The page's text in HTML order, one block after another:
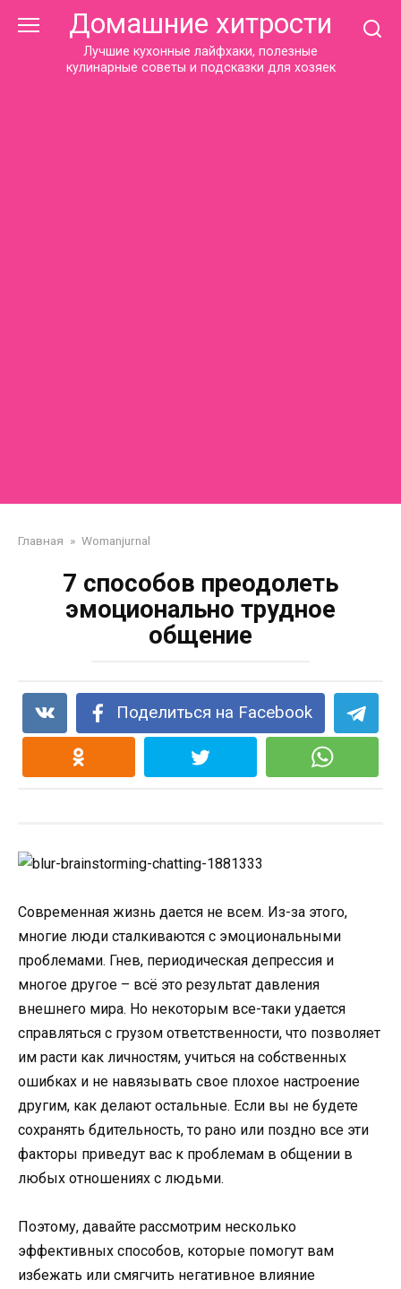
Домашние хитрости
Лучшие кухонные лайфхаки, полезные
кулинарные советы и подсказки для хозяек
Главная » Womanjurnal
7 способов преодолеть
эмоционально трудное
общение
Поделиться на Facebook
Современная жизнь дается не всем. Из-за этого,
многие люди сталкиваются с эмоциональными
проблемами. Гнев, периодическая депрессия и
многое другое – всё это результат давления
внешнего мира. Но некоторым все-таки удается
справляться с грузом ответственности, что позволяет
им расти как личностям, учиться на собственных
ошибках и не навязывать свое плохое настроение
другим, как делают остальные. Если вы не будете
сохранять бдительность, то рано или поздно все эти
факторы приведут вас к проблемам в общении в
любых отношениях с людьми.
Поэтому, давайте рассмотрим несколько
эффективных способов, которые помогут вам
избежать или смягчить негативное влияние